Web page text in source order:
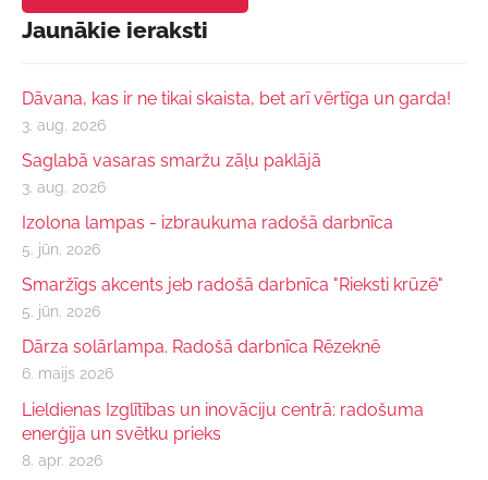
Jaunākie ieraksti
Dāvana, kas ir ne tikai skaista, bet arī vērtīga un garda!
3. aug. 2026
Saglabā vasaras smaržu zāļu paklājā
3. aug. 2026
Izolona lampas - izbraukuma radošā darbnīca
5. jūn. 2026
Smaržīgs akcents jeb radošā darbnīca "Rieksti krūzē"
5. jūn. 2026
Dārza solārlampa. Radošā darbnīca Rēzeknē
6. maijs 2026
Lieldienas Izglītības un inovāciju centrā: radošuma
enerģija un svētku prieks
8. apr. 2026